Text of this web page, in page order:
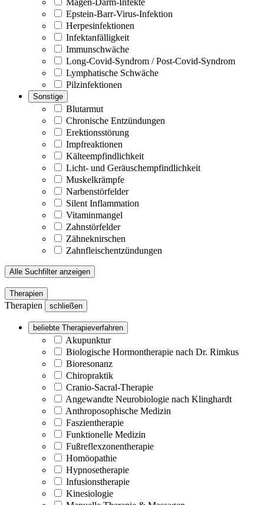
Epstein-Barr-Virus-Infektion
Herpesinfektionen
Infektanfälligkeit
Immunschwäche
Long-Covid-Syndrom / Post-Covid-Syndrom
Lymphatische Schwäche
Pilzinfektionen
Sonstige
Blutarmut
Chronische Entzündungen
Erektionsstörung
Impfreaktionen
Kälteempfindlichkeit
Licht- und Geräuschempfindlichkeit
Muskelkrämpfe
Narbenstörfelder
Silent Inflammation
Vitaminmangel
Zahnstörfelder
Zähneknirschen
Zahnfleischentzündungen
Alle Suchfilter anzeigen
Therapien
Therapien schließen
beliebte Therapieverfahren
Akupunktur
Biologische Hormontherapie nach Dr. Rimkus
Bioresonanz
Chiropraktik
Cranio-Sacral-Therapie
Angewandte Neurobiologie nach Klinghardt
Anthroposophische Medizin
Faszientherapie
Funktionelle Medizin
Fußreflexzonentherapie
Homöopathie
Hypnosetherapie
Infusionstherapie
Kinesiologie